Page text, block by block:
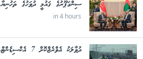
ސިންގަޕޫރުގެ ޤައުމީ ދުވަހުގެ
in 4 hours
ދުވާލަކު އެވްރެޖްކޮށް 7 އެކްސިޑެންޓް، ދުއްވާއިރު އިތުރަށް ސަމާލުވޭ!